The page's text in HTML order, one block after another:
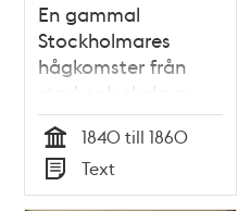
En gammal
Stockholmares
hågkomster från
stad och skola av
Olof Arvid
Stridsberg
Tid
1840 till 1860
Typ
Text